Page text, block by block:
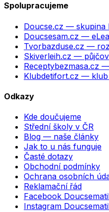
Spolupracujeme
Doucse.cz — skupina
Doucsesam.cz —
Tvorbazduse.cz —
Skiverleih.cz —
Receptybezmasa.cz —
Klubdetifort.cz — klub
Odkazy
Kde doučujeme
Střední školy v ČR
Blog — naše články
Jak to u nás funguje
Časté dotazy
Obchodní podmínky
Ochrana osobních
Reklamační řád
Facebook
Instagram